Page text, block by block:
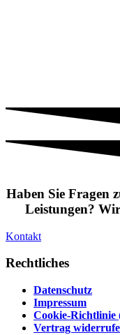
Haben Sie Fragen
Leistungen?
Kontakt
Rechtliches
Datenschutz
Impressum
Cookie-Richtlinie
Vertrag